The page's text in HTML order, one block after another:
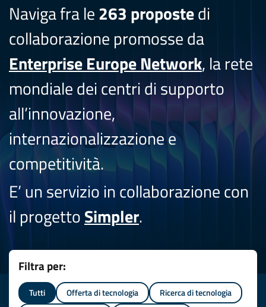
Naviga fra le263 propostedi
collaborazione promosse da
Enterprise Europe Network, la rete
mondiale dei centri di supporto
all’innovazione,
internazionalizzazione e
competitività.
E’ un servizio in collaborazione con
il progettoSimpler.
Filtra per:
Tutti Offerta di tecnologia
Ricerca di tecnologia